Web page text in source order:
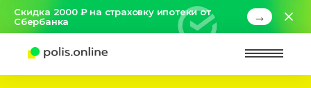
Скидка 2000 ₽ на страховку ипотеки от
Сбербанка
→